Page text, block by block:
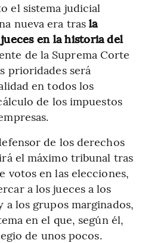
el sistema judicial
nueva era tras la
en la historia del
de la Suprema Corte
prioridades será
en todos los
de los impuestos
de los derechos
el máximo tribunal tras
votos en las elecciones,
a los jueces a los
a los grupos marginados,
en el que, según él,
de unos pocos.